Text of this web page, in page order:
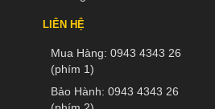
LIÊN HỆ
Mua Hàng: 0943 4343 26
(phím 1)
Bảo Hành: 0943 4343 26